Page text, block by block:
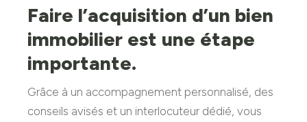
Faire l’acquisition d’un bien
immobilier est une étape
importante.
Grâce à un accompagnement personnalisé, des
conseils avisés et un interlocuteur dédié, vous